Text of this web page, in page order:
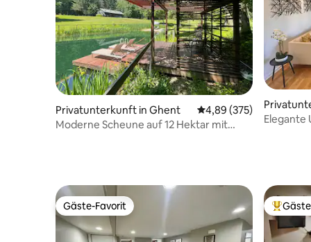
Privatunterkunft in Ghent Durchschnittliche
4,89 (375)
Moderne Scheune auf 12 Hektar mit
Elegante
Gäste-Favorit
Gäste-Favorit